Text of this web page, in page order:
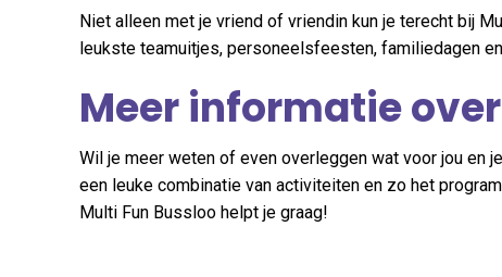
Niet alleen met je vriend of vriendin kun je terecht bij
leukste teamuitjes, personeelsfeesten, familiedagen
Meer informatie
Wil je meer weten of even overleggen wat voor jou
een leuke combinatie van activiteiten en zo het
Multi Fun Bussloo helpt je graag!